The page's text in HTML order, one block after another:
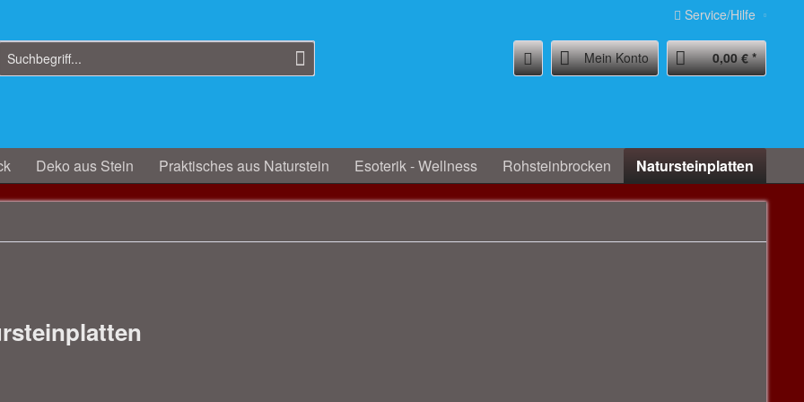
Service/Hilfe
Mein Konto 0,00 € *
Deko aus Stein Praktisches aus Naturstein Esoterik - Wellness Rohsteinbrocken Natursteinplatten